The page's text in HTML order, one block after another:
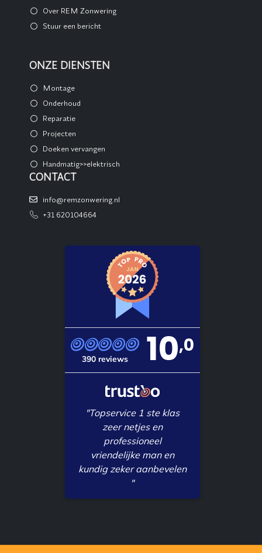
Over REM Zonwering
Stuur een bericht
ONZE DIENSTEN
Montage
Onderhoud
Reparatie
Projecten
Doeken vervangen
Handmatig>>elektrisch
CONTACT
info@remzonwering.nl
+31 620104664
390 reviews 10,0
"Topservice 1 ste klas
zeer netjes en
professioneel
vriendelijke man en
kundig zeker aanbevelen
"